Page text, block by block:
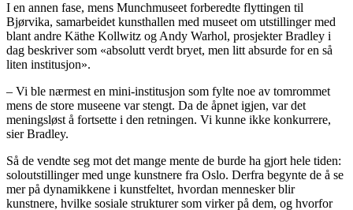
I en annen fase, mens Munchmuseet forberedte flyttingen til
Bjørvika, samarbeidet kunsthallen med museet om utstillinger med
blant andre Käthe Kollwitz og Andy Warhol, prosjekter Bradley i
dag beskriver som «absolutt verdt bryet, men litt absurde for en så
liten institusjon».
– Vi ble nærmest en mini-institusjon som fylte noe av tomrommet
mens de store museene var stengt. Da de åpnet igjen, var det
meningsløst å fortsette i den retningen. Vi kunne ikke konkurrere,
sier Bradley.
Så de vendte seg mot det mange mente de burde ha gjort hele tiden:
soloutstillinger med unge kunstnere fra Oslo. Derfra begynte de å se
mer på dynamikkene i kunstfeltet, hvordan mennesker blir
kunstnere, hvilke sosiale strukturer som virker på dem, og hvorfor